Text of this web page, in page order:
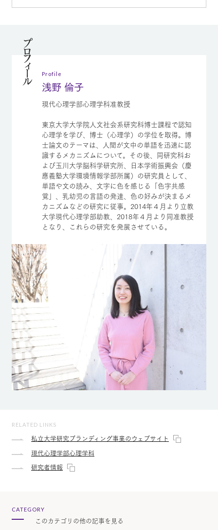
プロフィール Profile
浅野 倫子
現代心理学部心理学科准教授
東京大学大学院人文社会系研究科博士課程で認知
心理学を学び、博士（心理学）の学位を取得。博
士論文のテーマは、人間が文中の単語を迅速に認
識するメカニズムについて。その後、同研究科お
よび玉川大学脳科学研究所、日本学術振興会（慶
應義塾大学環境情報学部所属）の研究員として、
単語や文の読み、文字に色を感じる「色字共感
覚」、乳幼児の言語の発達、色の好みが決まるメ
カニズムなどの研究に従事。2014年４月より立教
大学現代心理学部助教、2018年４月より同准教授
となり、これらの研究を発展させている。
RELATED LINKS
私立大学研究ブランディング事業のウェブサイト
現代心理学部心理学科
研究者情報
CATEGORY
このカテゴリの他の記事を見る